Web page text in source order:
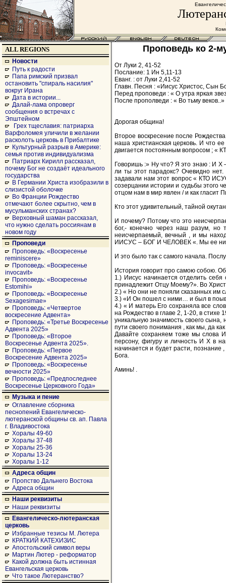
ALL REGIONS
Новости
Путь к радости
Папа римский призвал
остановить "спираль насилия"
вокруг Ирана
Дата в истории...
Далай-лама опроверг
сообщения о встречах с
Эпштейном
Грех тщеславия: патриарха
Варфоломея уличили в желании
расколоть церковь в Прибалтике
Культурный разрыв в Америке:
семья против индивидуализма
Патриарх Кирилл рассказал,
почему Бог не создаёт идеального
государства
В Германии Христа изобразили в
слизистой оболочке
Во Франции Рождество
отмечают более скрытно, чем в
мусульманских странах?
Верховный шаман рассказал,
что нужно сделать россиянам в
новом году
Проповеди
Проповедь: «Воскресенье
reminiscere»
Проповедь: «Воскресенье
invocavit»
Проповедь: «Воскресенье
Estomihi»
Проповедь: «Воскресенье
Sexagesimae»
Проповедь: «Четвертое
воскресение Адвента»
Проповедь: «Третье Воскресенье
Адвента 2025»
Проповедь: «Второе
Воскресенье Адвента 2025».
Проповедь: «Первое
Воскресение Адвента 2025»
Проповедь: «Воскресенье
вечности 2025»
Проповедь: «Предпоследнее
Воскресенье Церковного Года»
Музыка и пение
Оглавление сборника
песнопений Евангелическо-
лютеранской общины св. ап. Павла
г. Владивостока
Хоралы 49-60
Хоралы 37-48
Хоралы 25-36
Хоралы 13-24
Хоралы 1-12
Адреса общин
Пропство Дальнего Востока
Адреса общин
Наши реквизиты
Наши реквизиты
Евангелическо-лютеранская
церковь
Избранные тезисы М. Лютера
КРАТКИЙ КАТЕХИЗИС
Апостольский символ веры
Мартин Лютер - реформатор
Какой должна быть истинная
Евангельская церковь
Что такое Лютеранство?
Проповедь ко 2-
От Луки 2, 41-52
Послание: 1 Ин 5,11-13
Еванг. : от Луки 2,41-52
Главн. Песня : «Иисус Христос, Сын
Перед проповеди : « О утра яркая
После прополведи : « Во тьму веков..»
Дорогая община!
Второе воскресение после
наша христианская церковь. И что
двигается постоянным вопросом ;
Говоришь :» Ну что? Я это знаю : И Х
ли ты этот парадокс? Очевидно
задавали нам этот вопрос « КТО
созерцании истории и судьбы этого
отцом нам в мир явлен / и как гласит
Кто этот удивительный, тайной
И почему? Потому что это
бог,- конечно через наш разум, но
неисчерпаемый, вечный , и мы
ИИСУС – БОГ И ЧЕЛОВЕК «. Мы ее
И это было так с самого начала.
История говорит про самою собою.
1.) Иисус начинается отделить
принадлежит Отцу Моему?». Во
2.) « Но они не поняли сказанных им
3.) «И Он пошел с ними… и был в
4.) « И матерь Его сохраняла все
на Рождество в главе 2, 1-20, в
уникальную значимость своего
пути своего понимания , как мы, да
Давайте сохраняем тоже мы слова
персону, фигуру и личность И Х в
начинается и будет расти,
Бога.
Аминь! .